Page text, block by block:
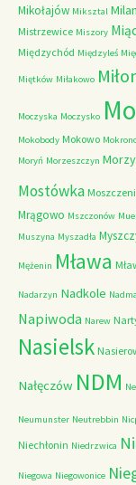
Mikołajów Miksztal
Mistrzewice Miszory
Międzychód Międzyleś
Miętków Miłakowo
Moczyska Moczysko
Mokobody Mokowo
Moryń Morzeszczyn
Mostówka
Mrągowo Mszczonów
Muszyna Myszadła
Mężenin Mława
Nadarzyn Nadkole Nadma
Napiwoda Narew
Nasielsk
Nałęczów NDM
Neumunster Neutrebbin
Niechłonin Niedrzwica
Niegowa Niegowonice